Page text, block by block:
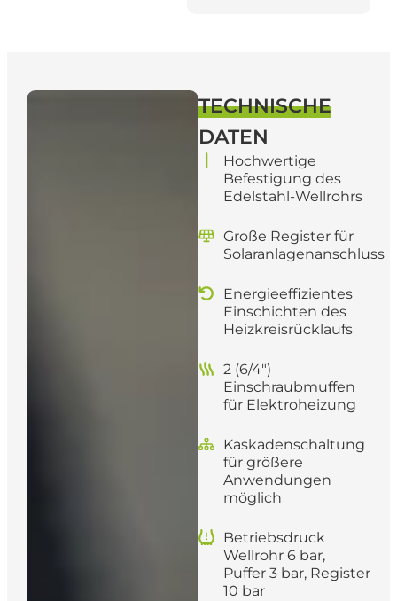
TECHNISCHE
DATEN
Hochwertige
Befestigung des
Edelstahl-Wellrohrs
Große Register für
Solaranlagenanschluss
Energieeffizientes
Einschichten des
Heizkreisrücklaufs
2 (6/4″)
Einschraubmuffen
für Elektroheizung
Kaskadenschaltung
für größere
Anwendungen
möglich
Betriebsdruck
Wellrohr 6 bar,
Puffer 3 bar, Register
10 bar